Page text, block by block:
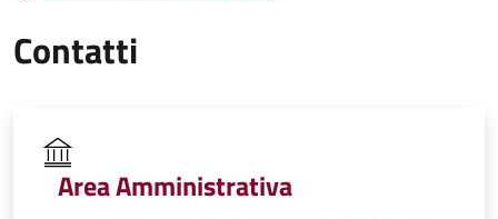
Contatti
Area Amministrativa